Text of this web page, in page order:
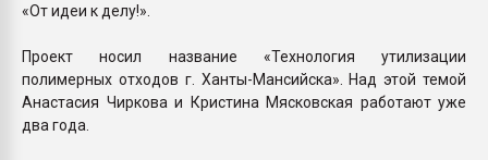
«От идеи к делу!».
Проект носил название «Технология утилизации
полимерных отходов г. Ханты-Мансийска». Над этой темой
Анастасия Чиркова и Кристина Мясковская работают уже
два года.